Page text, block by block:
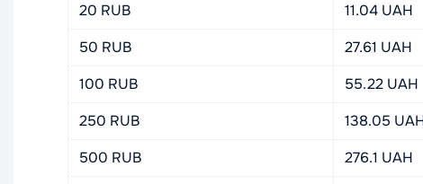
20 RUB
11.04 UAH
50 RUB
27.61 UAH
100 RUB
55.22 UAH
250 RUB
138.05
500 RUB
276.1 UAH